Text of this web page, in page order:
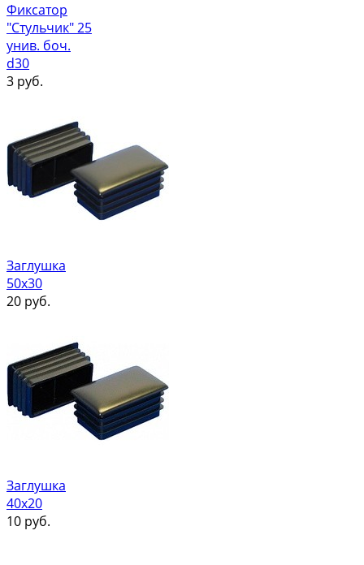
Фиксатор
"Стульчик" 25
унив. боч.
d30
3 руб.
Заглушка
50х30
20 руб.
Заглушка
40х20
10 руб.